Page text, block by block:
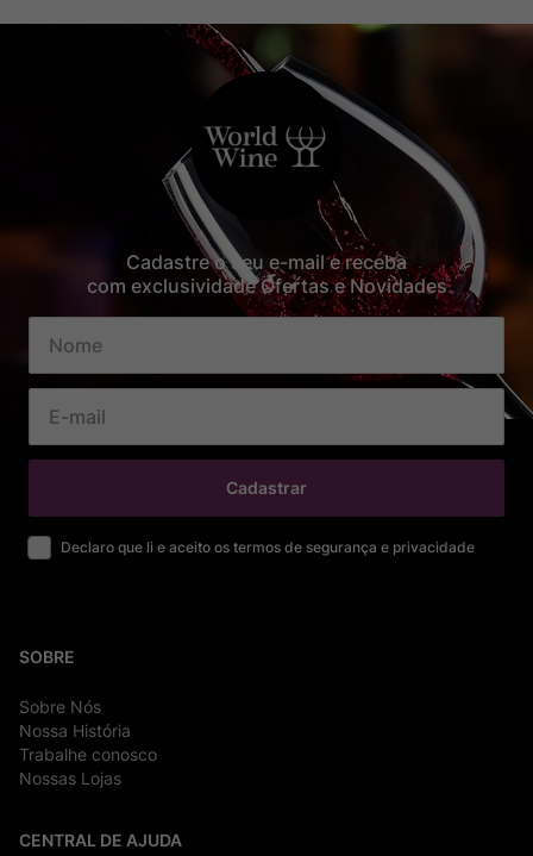
Cadastre o seu e-mail e receba
com exclusividade Ofertas e Novidades
Cadastrar
Declaro que li e aceito os termos de segurança e privacidade
SOBRE
Sobre Nós
Nossa História
Trabalhe conosco
Nossas Lojas
CENTRAL DE AJUDA